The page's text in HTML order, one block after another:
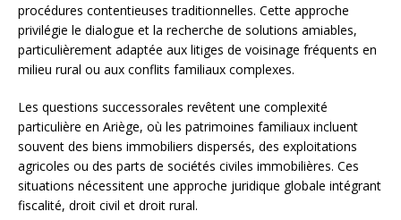
procédures contentieuses traditionnelles. Cette approche
privilégie le dialogue et la recherche de solutions amiables,
particulièrement adaptée aux litiges de voisinage fréquents en
milieu rural ou aux conflits familiaux complexes.
Les questions successorales revêtent une complexité
particulière en Ariège, où les patrimoines familiaux incluent
souvent des biens immobiliers dispersés, des exploitations
agricoles ou des parts de sociétés civiles immobilières. Ces
situations nécessitent une approche juridique globale intégrant
fiscalité, droit civil et droit rural.